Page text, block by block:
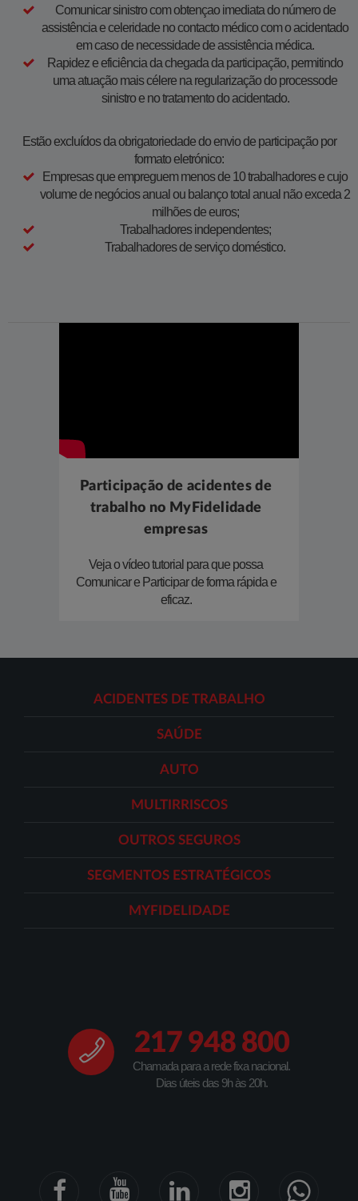
​Comunicar sinistro com obtençao imediata do número de
assistência e celeridade no contacto médico com o acidentado
em caso de necessidade de assistência médica.
Rapidez e eficiência da chegada da participação, permitindo
uma atuação mais célere na regularização do processode
sinistro e no tratamento do acidentado.
Estão excluídos da obrigatoriedade do envio de participação por
formato eletrónico:
Empresas que empreguem menos de 10 trabalhadores e cujo
volume de negócios anual ou balanço total anual não exceda 2
milhões de euros;
Trabalhadores independentes;
Trabalhadores de serviço doméstico.
Participação de acidentes de
trabalho no MyFidelidade
empresas
​Veja o vídeo tutorial para que possa
Comunicar e Participar de forma rápida e
eficaz.​
ACIDENTES DE TRABALHO
SAÚDE
AUTO
MULTIRRISCOS
OUTROS SEGUROS
SEGMENTOS ESTRATÉGICOS
MYFIDELIDADE
217 948 800
Chamada para a rede fixa nacional.
Dias úteis das 9h às 20h.